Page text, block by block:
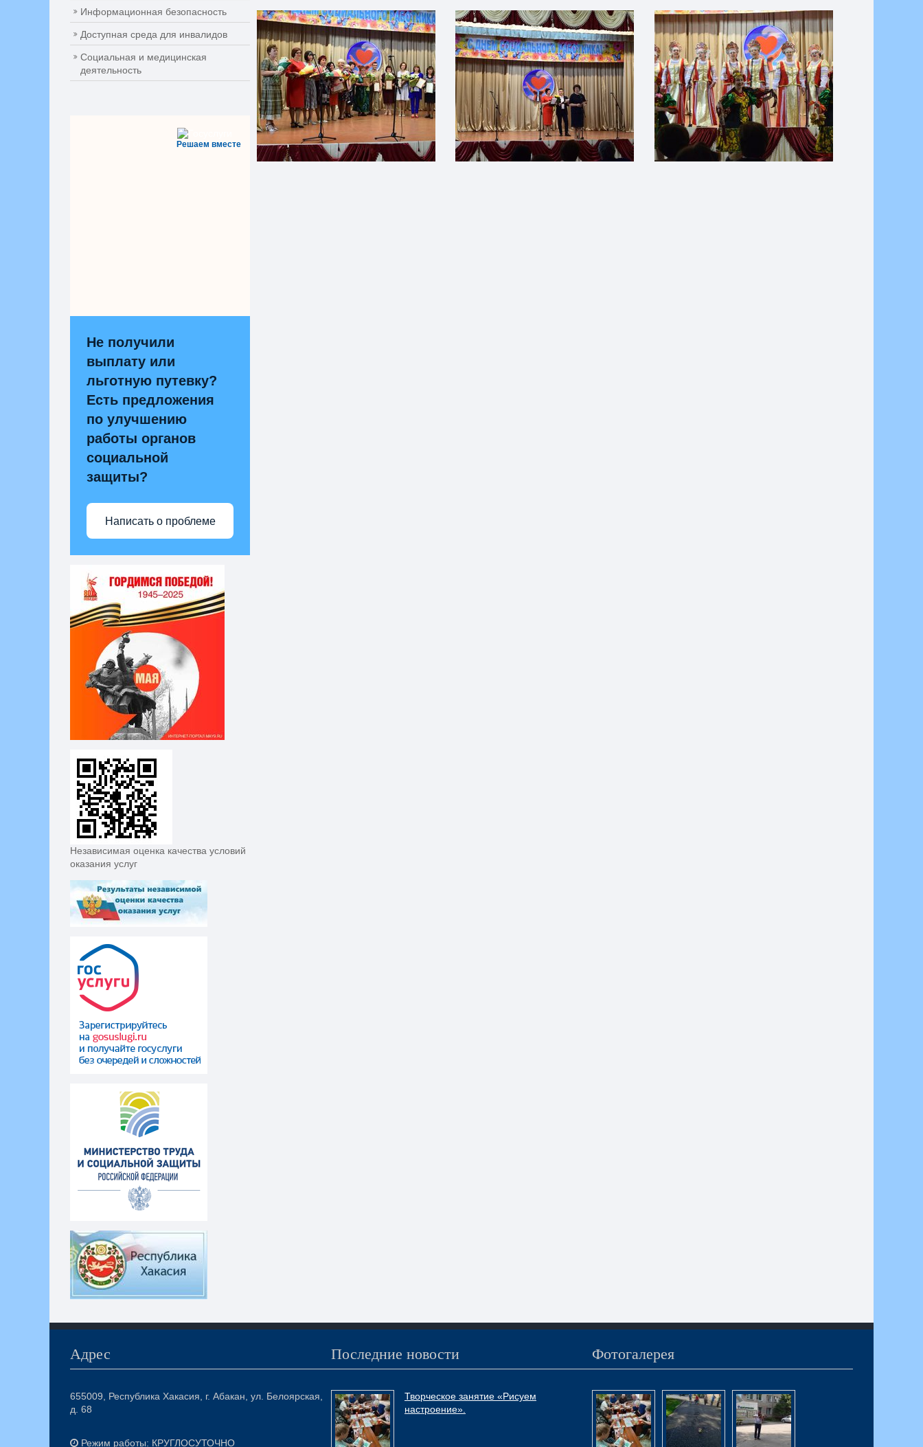
Информационная безопасность
Доступная среда для инвалидов
Социальная и медицинская
деятельность
Решаем вместе
Не получили
выплату или
льготную путевку?
Есть предложения
по улучшению
работы органов
социальной
защиты?
Написать о проблеме
Независимая оценка качества условий
оказания услуг
Адрес
655009, Республика Хакасия, г. Абакан, ул. Белоярская,
д. 68
Режим работы: КРУГЛОСУТОЧНО
Последние новости
Творческое занятие «Рисуем
настроение».
Фотогалерея